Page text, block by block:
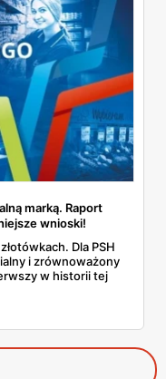
marką. Raport
wnioski!
Dla PSH
i zrównoważony
w historii tej